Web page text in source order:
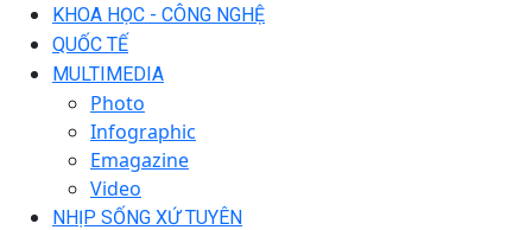
KHOA HỌC - CÔNG NGHỆ
QUỐC TẾ
MULTIMEDIA
Photo
Infographic
Emagazine
Video
NHỊP SỐNG XỨ TUYÊN